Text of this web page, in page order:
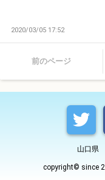
2020/03/05 17:52
前のページ
山口県
copyright© since